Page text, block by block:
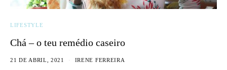
LIFESTYLE
Chá – o teu remédio caseiro
21 DE ABRIL, 2021 IRENE FERREIRA